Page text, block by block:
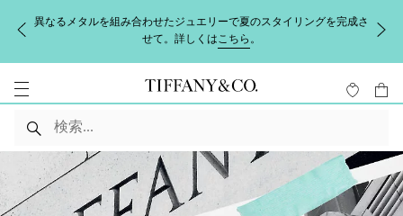
異なるメタルを組み合わせたジュエリーで夏のスタイリングを完成さ
せて。詳しくはこちら 。